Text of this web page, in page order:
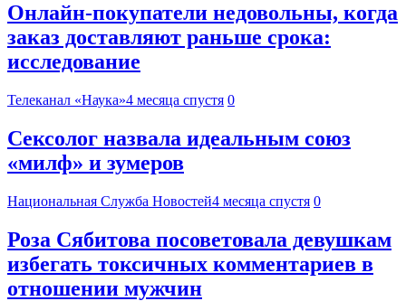
Онлайн-покупатели недовольны, когда
заказ доставляют раньше срока:
исследование
Телеканал «Наука»4 месяца спустя 0
Сексолог назвала идеальным союз
«милф» и зумеров
Национальная Служба Новостей4 месяца спустя 0
Роза Сябитова посоветовала девушкам
избегать токсичных комментариев в
отношении мужчин